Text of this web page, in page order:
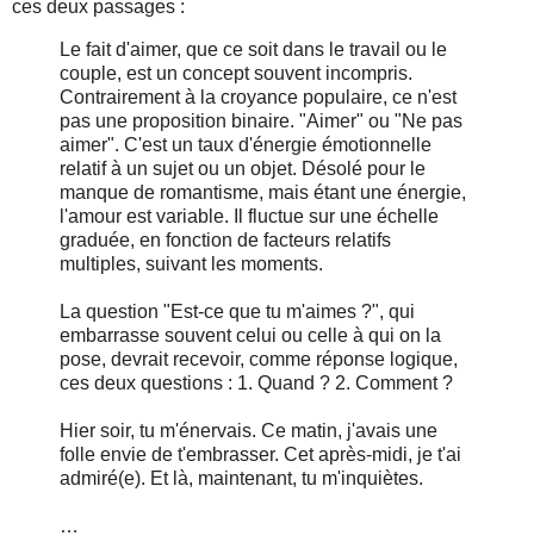
ces deux passages :
Le fait d'aimer, que ce soit dans le travail ou le
couple, est un concept souvent incompris.
Contrairement à la croyance populaire, ce n'est
pas une proposition binaire. "Aimer" ou "Ne pas
aimer". C'est un taux d'énergie émotionnelle
relatif à un sujet ou un objet. Désolé pour le
manque de romantisme, mais étant une énergie,
l'amour est variable. Il fluctue sur une échelle
graduée, en fonction de facteurs relatifs
multiples, suivant les moments.
La question "Est-ce que tu m'aimes ?", qui
embarrasse souvent celui ou celle à qui on la
pose, devrait recevoir, comme réponse logique,
ces deux questions : 1. Quand ? 2. Comment ?
Hier soir, tu m'énervais. Ce matin, j'avais une
folle envie de t'embrasser. Cet après-midi, je t'ai
admiré(e). Et là, maintenant, tu m'inquiètes.
…